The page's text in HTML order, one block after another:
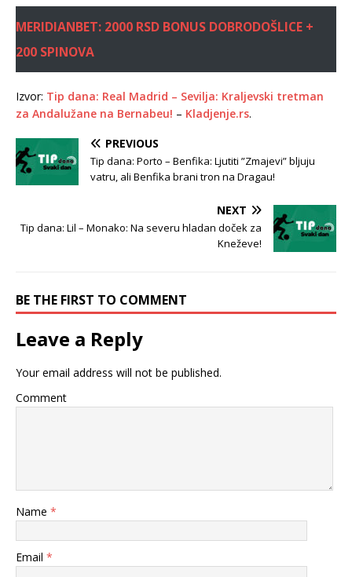
MERIDIANBET: 2000 RSD BONUS DOBRODOŠLICE +
200 SPINOVA
Izvor: Tip dana: Real Madrid – Sevilja: Kraljevski tretman
za Andalužane na Bernabeu! – Kladjenje.rs.
PREVIOUS
Tip dana: Porto – Benfika: Ljutiti ”Zmajevi” bljuju
vatru, ali Benfika brani tron na Dragau!
NEXT
Tip dana: Lil – Monako: Na severu hladan doček za
Kneževe!
BE THE FIRST TO COMMENT
Leave a Reply
Your email address will not be published.
Comment
Name *
Email *